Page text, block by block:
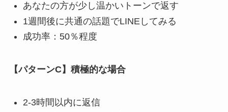
あなたの方が少し温かいトーンで返す
1週間後に共通の話題でLINEしてみる
成功率：50％程度
【パターンC】積極的な場合
2-3時間以内に返信